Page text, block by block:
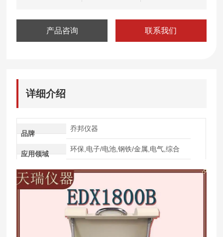
产品咨询 联系我们
详细介绍
品牌
乔邦仪器
应用领域
环保,电子/电池,钢铁/金属,电气,综合